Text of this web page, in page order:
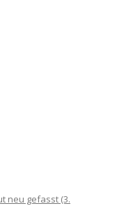
neu gefasst (3.